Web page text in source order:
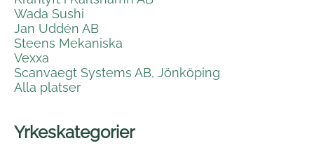
Wada Sushi
Jan Uddén AB
Steens Mekaniska
Vexxa
Scanvaegt Systems AB, Jönköping
Alla platser
Yrkeskategorier